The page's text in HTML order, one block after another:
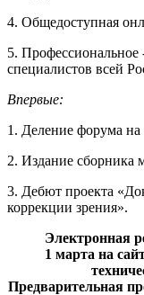
4. Общедоступная
5.
специалистов всей
Впервые:
1. Деление форума на
2. Издание сборника
3. Дебют проекта
коррекции зрения».
Электронная
1 марта на
Предварительная